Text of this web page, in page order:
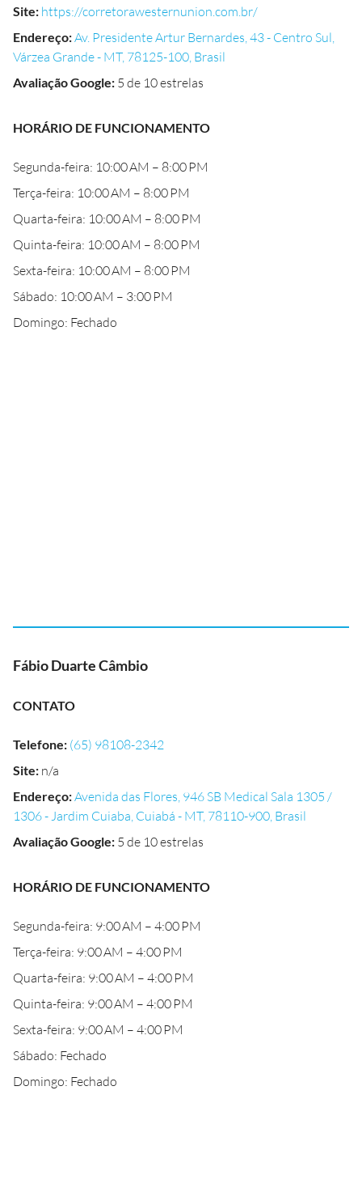
Site: https://corretorawesternunion.com.br/
Endereço:Av. Presidente Artur Bernardes, 43 - Centro Sul,
Várzea Grande - MT, 78125-100, Brasil
Avaliação Google: 5 de 10 estrelas
HORÁRIO DE FUNCIONAMENTO
Segunda-feira: 10:00 AM – 8:00 PM
Terça-feira: 10:00 AM – 8:00 PM
Quarta-feira: 10:00 AM – 8:00 PM
Quinta-feira: 10:00 AM – 8:00 PM
Sexta-feira: 10:00 AM – 8:00 PM
Sábado: 10:00 AM – 3:00 PM
Domingo: Fechado
Fábio Duarte Câmbio
CONTATO
Telefone: (65) 98108-2342
Site: n/a
Endereço:Avenida das Flores, 946 SB Medical Sala 1305 /
1306 - Jardim Cuiaba, Cuiabá - MT, 78110-900, Brasil
Avaliação Google: 5 de 10 estrelas
HORÁRIO DE FUNCIONAMENTO
Segunda-feira: 9:00 AM – 4:00 PM
Terça-feira: 9:00 AM – 4:00 PM
Quarta-feira: 9:00 AM – 4:00 PM
Quinta-feira: 9:00 AM – 4:00 PM
Sexta-feira: 9:00 AM – 4:00 PM
Sábado: Fechado
Domingo: Fechado